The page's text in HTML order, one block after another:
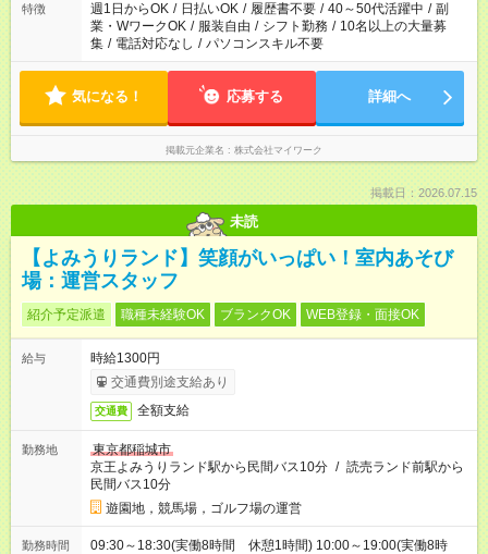
特徴 週1日からOK / 日払いOK / 履歴書不要 / 40～50代活躍中 / 副
業・WワークOK / 服装自由 / シフト勤務 / 10名以上の大量募
集 / 電話対応なし / パソコンスキル不要
気になる！ 応募する 詳細へ
掲載元企業名 株式会社マイワーク
掲載日：2026.07.15
未読
【よみうりランド】笑顔がいっぱい！室内あそび
場：運営スタッフ
紹介予定派遣 職種未経験OK ブランクOK WEB登録・面接OK
給与
時給1300円
交通費別途支給あり
交通費 全額支給
勤務地
東京都稲城市
京王よみうりランド駅から民間バス10分 / 読売ランド前駅から
民間バス10分
遊園地，競馬場，ゴルフ場の運営
勤務時間
09:30～18:30(実働8時間 休憩1時間) 10:00～19:00(実働8時